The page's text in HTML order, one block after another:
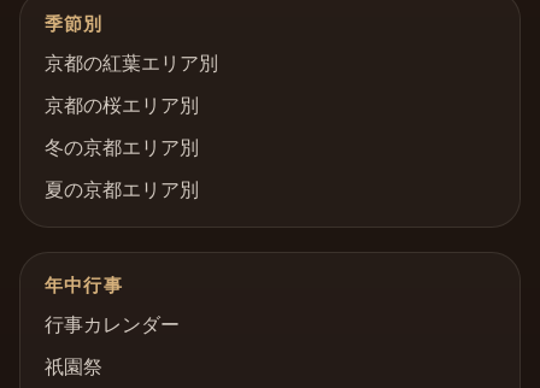
季節別
京都の紅葉エリア別
京都の桜エリア別
冬の京都エリア別
夏の京都エリア別
年中行事
行事カレンダー
祇園祭